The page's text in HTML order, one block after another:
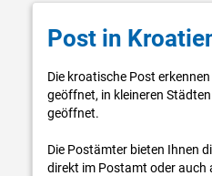
Post in
Die kroatische Post
geöffnet, in kleineren
geöffnet.
Die Postämter bieten Ihnen
direkt im Postamt oder auch